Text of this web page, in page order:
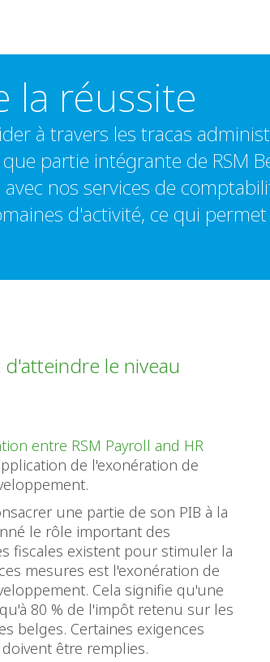
la réussite
à travers les tracas
partie intégrante de RSM
nos services de
d'activité, ce qui
le niveau
entre RSM Payroll and HR
de l'exonération de
une partie de son PIB à la
le rôle important des
fiscales existent pour stimuler la
mesures est l'exonération de
Cela signifie qu'une
80 % de l'impôt retenu sur les
belges. Certaines exigences
être remplies.